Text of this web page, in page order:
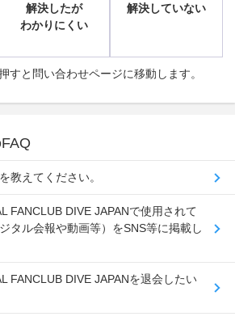
解決したが
わかりにくい
解決していない
すと問い合わせページに移動します。
教えてください。
FANCLUB DIVE JAPANで使用されて
タル会報や動画等）をSNS等に掲載し
FANCLUB DIVE JAPANを退会したい